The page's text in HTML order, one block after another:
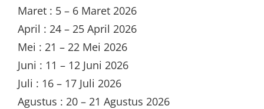
Maret : 5 – 6 Maret 2026
April : 24 – 25 April 2026
Mei : 21 – 22 Mei 2026
Juni : 11 – 12 Juni 2026
Juli : 16 – 17 Juli 2026
Agustus : 20 – 21 Agustus 2026